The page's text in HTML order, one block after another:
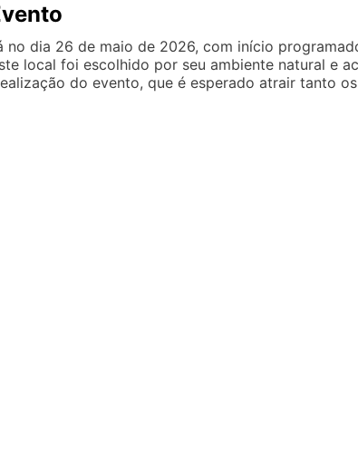
no dia 26 de maio de 2026, com início
local foi escolhido por seu ambiente natural e
do evento, que é esperado atrair tanto